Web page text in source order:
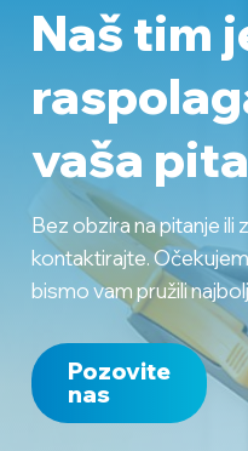
Naš tim
vaša
Bez obzira na pitanje ili
kontaktirajte.
bismo vam pružili
Pozovite
nas